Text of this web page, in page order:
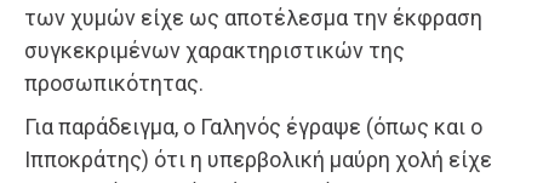
των χυμών είχε ως αποτέλεσμα την έκφραση
συγκεκριμένων χαρακτηριστικών της
προσωπικότητας.
Για παράδειγμα, ο Γαληνός έγραψε (όπως και ο
Ιπποκράτης) ότι η υπερβολική μαύρη χολή είχε